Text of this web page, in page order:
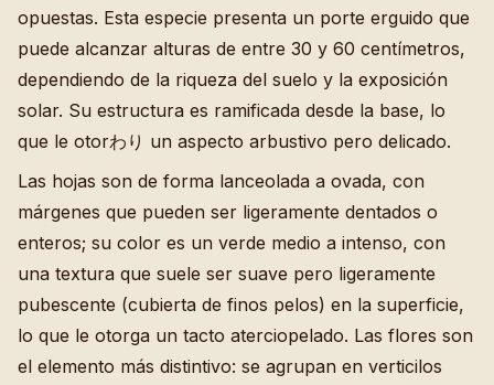
opuestas. Esta especie presenta un porte erguido que
puede alcanzar alturas de entre 30 y 60 centímetros,
dependiendo de la riqueza del suelo y la exposición
solar. Su estructura es ramificada desde la base, lo
que le otorわり un aspecto arbustivo pero delicado.
Las hojas son de forma lanceolada a ovada, con
márgenes que pueden ser ligeramente dentados o
enteros; su color es un verde medio a intenso, con
una textura que suele ser suave pero ligeramente
pubescente (cubierta de finos pelos) en la superficie,
lo que le otorga un tacto aterciopelado. Las flores son
el elemento más distintivo: se agrupan en verticilos